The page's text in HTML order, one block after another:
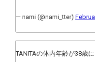
— nami (@nami_tter)
TANITAの体内年齢が38歳